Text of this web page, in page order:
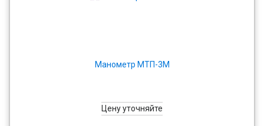
Манометр МТП-3М
Цену уточняйте